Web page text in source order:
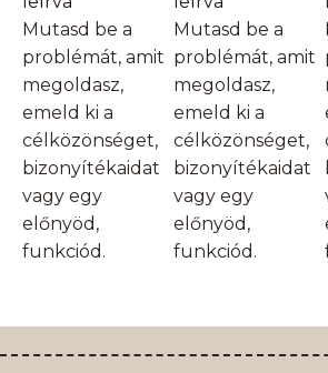
Mutasd be a
problémát, amit
megoldasz,
emeld ki a
célközönséget,
bizonyítékaidat
vagy egy
előnyöd,
funkciód.
Mutasd be a
problémát, amit
megoldasz,
emeld ki a
célközönséget,
bizonyítékaidat
vagy egy
előnyöd,
funkciód.